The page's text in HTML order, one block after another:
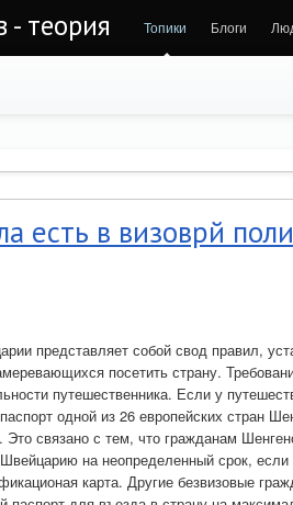
- теория Топики Блоги
есть в визоврй
представляет собой свод правил,
посетить страну.
путешественника. Если у
одной из 26 европейских стран
Это связано с тем, что гражданам
на неопределенный срок,
карта. Другие безвизовые